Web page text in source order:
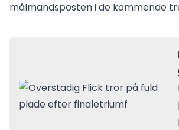
målmandsposten i de kommende